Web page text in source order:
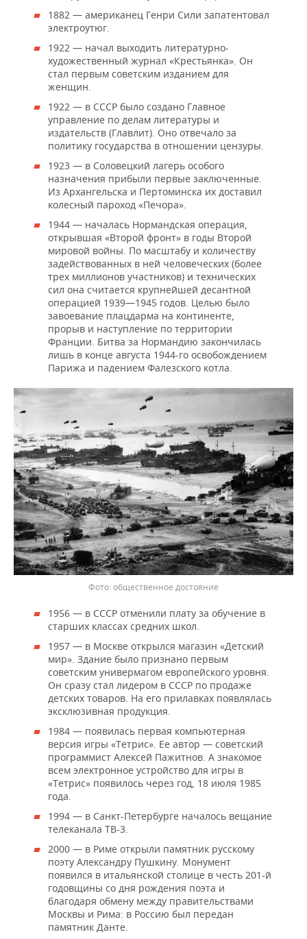
1882 — американец Генри Сили запатентовал
электроутюг.
1922 — начал выходить литературно-
художественный журнал «Крестьянка». Он
стал первым советским изданием для
женщин.
1922 — в СССР было создано Главное
управление по делам литературы и
издательств (Главлит). Оно отвечало за
политику государства в отношении цензуры.
1923 — в Соловецкий лагерь особого
назначения прибыли первые заключенные.
Из Архангельска и Пертоминска их доставил
колесный пароход «Печора».
1944 — началась Нормандская операция,
открывшая «Второй фронт» в годы Второй
мировой войны. По масштабу и количеству
задействованных в ней человеческих (более
трех миллионов участников) и технических
сил она считается крупнейшей десантной
операцией 1939—1945 годов. Целью было
завоевание плацдарма на континенте,
прорыв и наступление по территории
Франции. Битва за Нормандию закончилась
лишь в конце августа 1944-го освобождением
Парижа и падением Фалезского котла.
общественное достояние
1956 — в СССР отменили плату за обучение в
старших классах средних школ.
1957 — в Москве открылся магазин «Детский
мир». Здание было признано первым
советским универмагом европейского уровня.
Он сразу стал лидером в СССР по продаже
детских товаров. На его прилавках появлялась
эксклюзивная продукция.
1984 — появилась первая компьютерная
версия игры «Тетрис». Ее автор — советский
программист Алексей Пажитнов. А знакомое
всем электронное устройство для игры в
«Тетрис» появилось через год, 18 июля 1985
года.
1994 — в Санкт-Петербурге началось вещание
телеканала ТВ-3.
2000 — в Риме открыли памятник русскому
поэту Александру Пушкину. Монумент
появился в итальянской столице в честь 201-й
годовщины со дня рождения поэта и
благодаря обмену между правительствами
Москвы и Рима: в Россию был передан
памятник Данте.